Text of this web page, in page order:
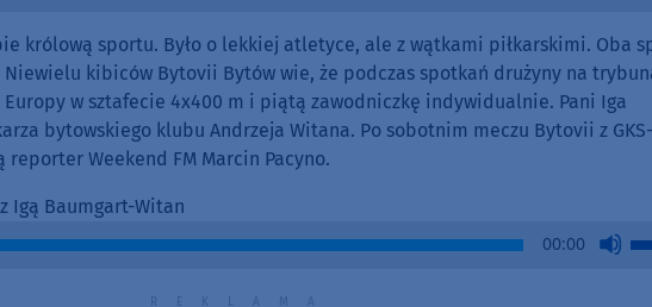
królową sportu. Było o lekkiej atletyce, ale z wątkami piłkarskimi. Oba
Niewielu kibiców Bytovii Bytów wie, że podczas spotkań drużyny na
w sztafecie 4x400 m i piątą zawodniczkę indywidualnie. Pani Iga
bytowskiego klubu Andrzeja Witana. Po sobotnim meczu Bytovii z
reporter Weekend FM Marcin Pacyno.
Igą Baumgart-Witan
00:00